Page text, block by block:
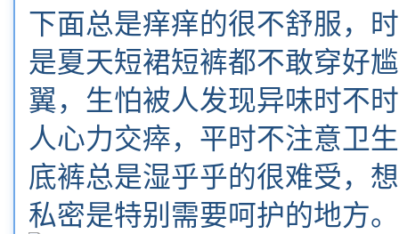
下面总是痒痒的很不舒服，
是夏天短裙短裤都不敢穿好
翼，生怕被人发现异味时不
人心力交瘁，平时不注意卫
底裤总是湿乎乎的很难受，
私密是特别需要呵护的地方。